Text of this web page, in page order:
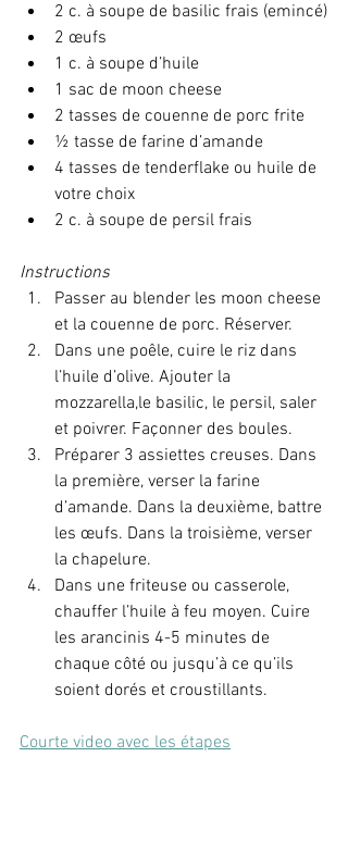
2 c. à soupe de basilic frais (emincé)
2 œufs
1 c. à soupe d’huile
1 sac de moon cheese
2 tasses de couenne de porc frite
½ tasse de farine d’amande
4 tasses de tenderflake ou huile de
votre choix
2 c. à soupe de persil frais
Instructions
Passer au blender les moon cheese
et la couenne de porc. Réserver.
Dans une poêle, cuire le riz dans
l’huile d’olive. Ajouter la
mozzarella,le basilic, le persil, saler
et poivrer. Façonner des boules.
Préparer 3 assiettes creuses. Dans
la première, verser la farine
d’amande. Dans la deuxième, battre
les œufs. Dans la troisième, verser
la chapelure.
Dans une friteuse ou casserole,
chauffer l’huile à feu moyen. Cuire
les arancinis 4-5 minutes de
chaque côté ou jusqu’à ce qu’ils
soient dorés et croustillants.
Courte video avec les étapes